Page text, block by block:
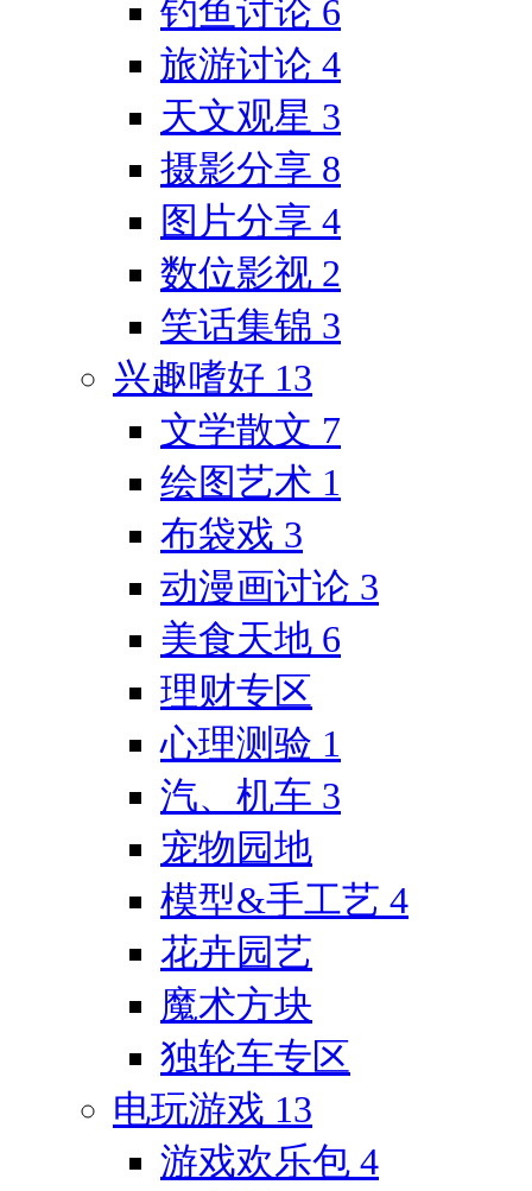
钓鱼讨论 6
旅游讨论 4
天文观星 3
摄影分享 8
图片分享 4
数位影视 2
笑话集锦 3
兴趣嗜好 13
文学散文 7
绘图艺术 1
布袋戏 3
动漫画讨论 3
美食天地 6
理财专区
心理测验 1
汽、机车 3
宠物园地
模型&手工艺 4
花卉园艺
魔术方块
独轮车专区
电玩游戏 13
游戏欢乐包 4